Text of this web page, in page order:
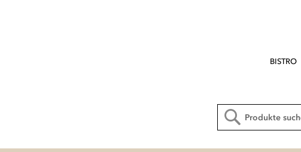
BISTRO